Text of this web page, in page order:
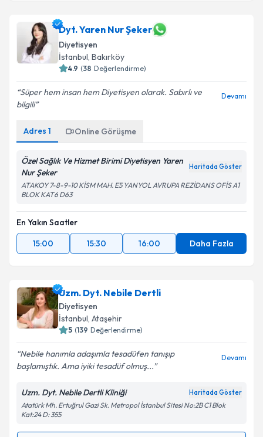
Dyt. Yaren Nur Şeker
Diyetisyen
İstanbul, Bakırköy
4.9 (38 Değerlendirme)
Süper hem insan hem Diyetisyen olarak. Sabırlı ve
bilgili
Devamı
Adres 1 Online Görüşme
Özel Sağlık Ve Hizmet Birimi Diyetisyen Yaren
Nur Şeker
Haritada Göster
ATAKOY 7-8-9-10 KİSM MAH. E5 YANYOL AVRUPA REZİDANS OFİS A1
BLOK KAT6 D63
En Yakın Saatler
15:00
15:30 16:00 Daha Fazla
Uzm. Dyt. Nebile Dertli
Diyetisyen
İstanbul, Ataşehir
5 (139 Değerlendirme)
Nebile hanımla adaşımla tesadüfen tanışıp
başlamıştık. Ama iyiki tesadüf olmuş...
Devamı
Uzm. Dyt. Nebile Dertli Kliniği Haritada Göster
Atatürk Mh. Ertuğrul Gazi Sk. Metropol İstanbul Sitesi No:2B C1 Blok
Kat:24 D: 355